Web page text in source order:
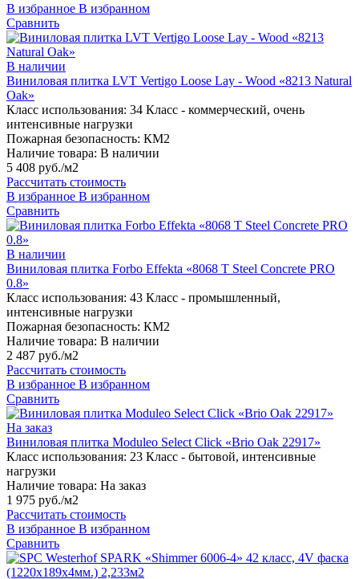
В избранное В избранном
Сравнить
В наличии
Виниловая плитка LVT Vertigo Loose Lay - Wood «8213 Natural
Oak»
Класс использования: 34 Класс - коммерческий, очень
интенсивные нагрузки
Пожарная безопасность: КМ2
Наличие товара: В наличии
5 408 руб./м2
Рассчитать стоимость
В избранное В избранном
Сравнить
В наличии
Виниловая плитка Forbo Effekta «8068 T Steel Concrete PRO
0.8»
Класс использования: 43 Класс - промышленный,
интенсивные нагрузки
Пожарная безопасность: КМ2
Наличие товара: В наличии
2 487 руб./м2
Рассчитать стоимость
В избранное В избранном
Сравнить
На заказ
Виниловая плитка Moduleo Select Click «Brio Oak 22917»
Класс использования: 23 Класс - бытовой, интенсивные
нагрузки
Наличие товара: На заказ
1 975 руб./м2
Рассчитать стоимость
В избранное В избранном
Сравнить